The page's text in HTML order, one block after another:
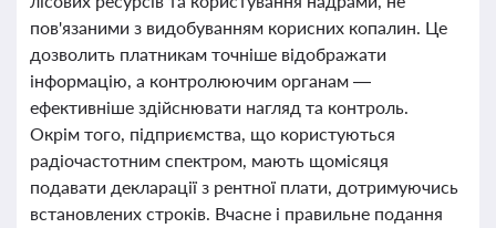
пов'язаними з видобуванням корисних копалин. Це
дозволить платникам точніше відображати
інформацію, а контролюючим органам —
ефективніше здійснювати нагляд та контроль.
Окрім того, підприємства, що користуються
радіочастотним спектром, мають щомісяця
подавати декларації з рентної плати, дотримуючись
встановлених строків. Вчасне і правильне подання